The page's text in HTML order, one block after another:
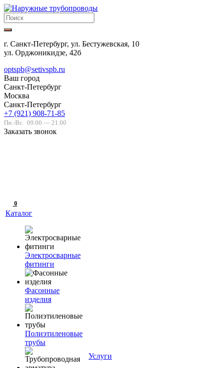
г. Санкт-Петербург, ул. Бестужевская, 10
ул. Орджоникидзе, 42б
optspb@setivspb.ru
Ваш город
Санкт-Петербург
Москва
Санкт-Петербург
+7 (921) 908-71-85
Пн.-Вс. 09.00 — 21.00
Заказать звонок
0
Каталог
Электросварные
фитинги
Фасонные
изделия
Полиэтиленовые
трубы
Услуги